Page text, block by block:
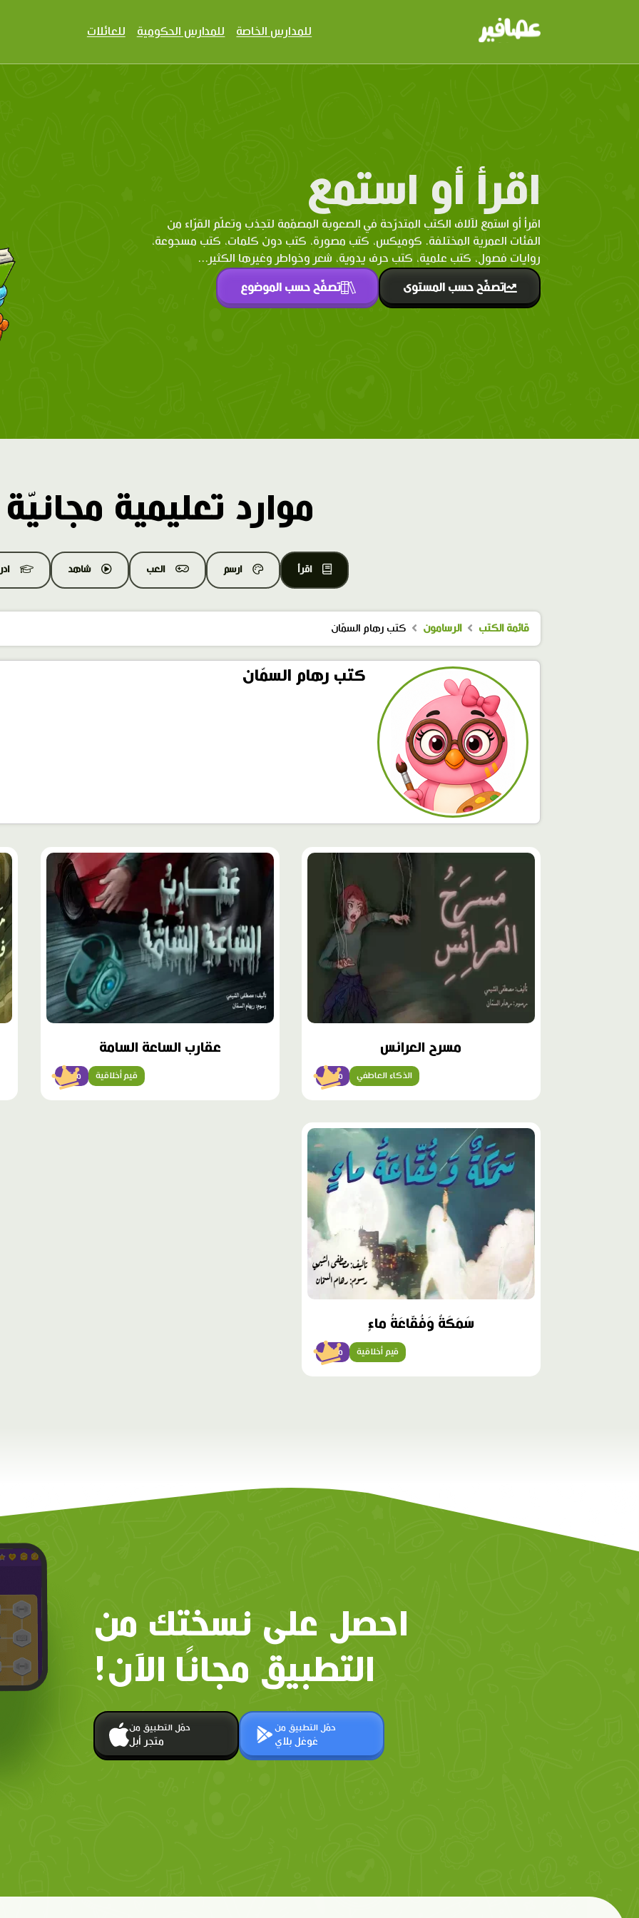
للمدارس الخاصة للمدارس الحكومية للعائلات
اقرأ أو استمع
اقرأ أو استمع لآلاف الكتب المتدرّحة في الصعوبة المصمّمة لتجذب وتعلّم القرّاء من
الفئات العمرية المختلفة. كوميكس، كتب مصورة، كتب دون كلمات، كتب مسجوعة،
روايات فصول، كتب علمية، كتب حرف يدوية، شعر وخواطر وغيرها الكثير...
تصفّح حسب المستوى تصفّح حسب الموضوع
موارد تعليمية مجانيّة
اقرأ ارسم العب شاهد
قائمة الكتب الرسامون كتب رهام السمّان
كتب رهام السمّان
محتوى
مسرح العرائس
متقن الذكاء العاطفي
محتوى
مميّز
عقارب الساعة السامة
متقن قيم أخلاقية
محتوى
سَمَكَةٌ وَفُقّاعَةُ ماءٍ
متقن قيم أخلاقية
احصل على نسختك من
التطبيق مجانًا الآن!
حمّل التطبيق من
متجر أبل
حمّل التطبيق من
غوغل بلاي